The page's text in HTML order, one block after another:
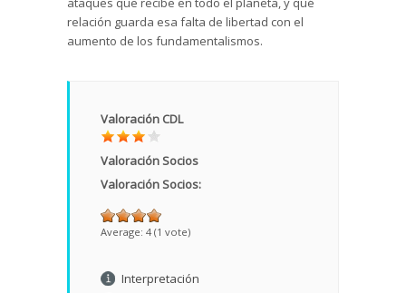
relación guarda esa falta de libertad con el
aumento de los fundamentalismos.
Valoración CDL
Valoración Socios
Valoración Socios:
Average: 4 (1 vote)
Interpretación